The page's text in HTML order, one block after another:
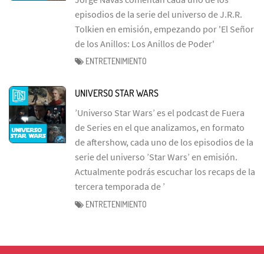
episodios de la serie del universo de J.R.R.
Tolkien en emisión, empezando por 'El Señor
de los Anillos: Los Anillos de Poder'
ENTRETENIMIENTO
UNIVERSO STAR WARS
’Universo Star Wars’ es el podcast de Fuera
de Series en el que analizamos, en formato
de aftershow, cada uno de los episodios de la
serie del universo ’Star Wars’ en emisión.
Actualmente podrás escuchar los recaps de la
tercera temporada de ’
ENTRETENIMIENTO